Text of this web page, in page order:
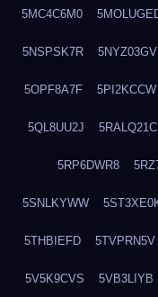
5MC4C6M0
5NSPSK7R 5NYZ03GV
5OPF8A7F 5PI2KCCW
5QL8UU2J 5RALQ21C
5RP6DWR8
5SNLKYWW
5THBIEFD 5TVPRN5V
5V5K9CVS 5VB3LIYB